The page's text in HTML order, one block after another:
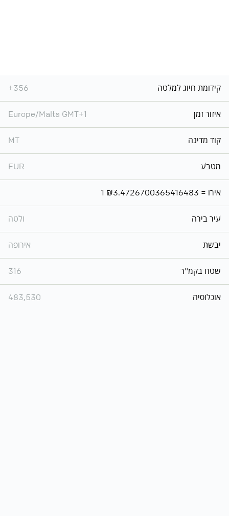
קידומת חיוג למלטה +356
איזור זמן Europe/Malta GMT+1
קוד מדינה MT
מטבע EUR
1 אירו = ₪3.4726700365416483
עיר בירה ולטה
יבשת אירופה
שטח בקמ"ר 316
אוכלוסיה 483,530